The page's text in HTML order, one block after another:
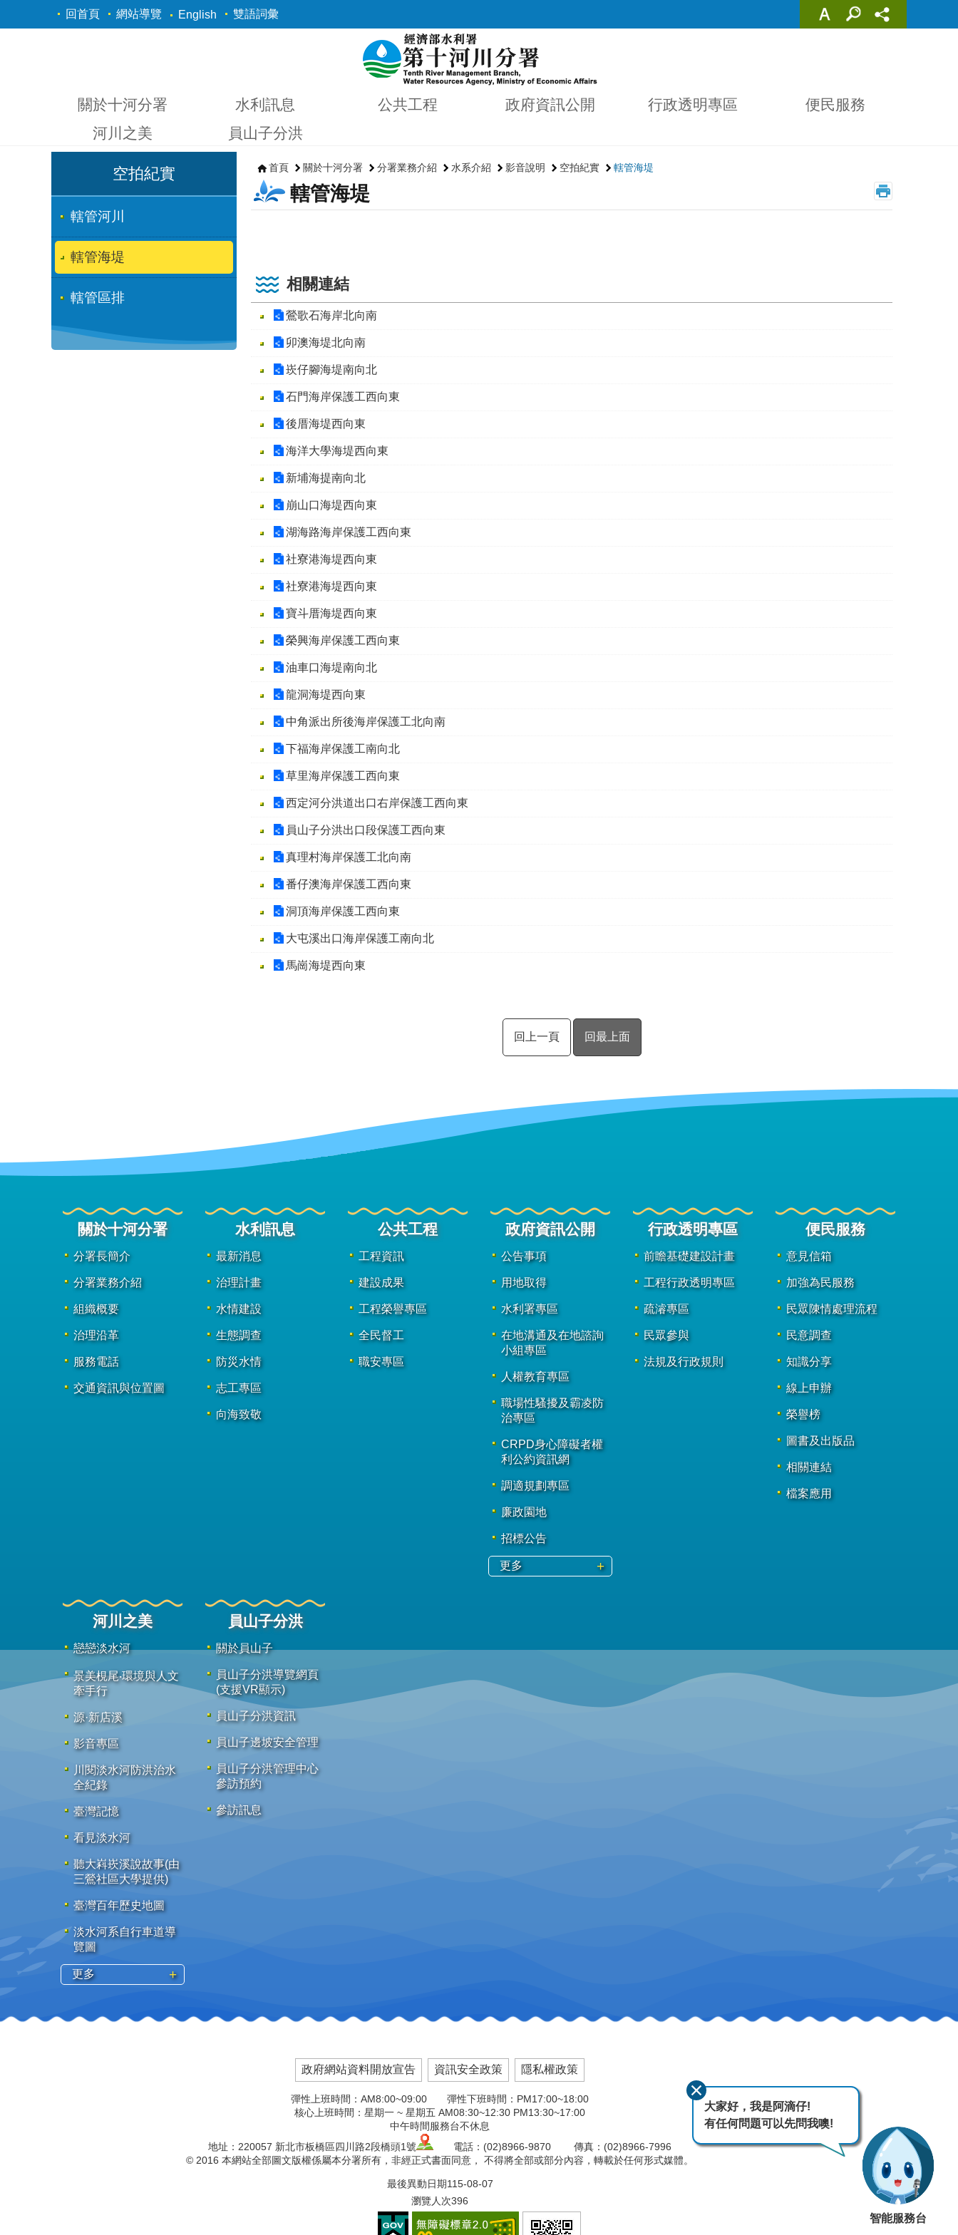
跳到主要內容區塊
回首頁 網站導覽 English 雙語詞彙
關於十河分署 水利訊息 公共工程 政府資訊公開 行政透明專區
便民服務
河川之美
員山子分洪
空拍紀實
轄管河川
轄管海堤
轄管區排
首頁 關於十河分署 分署業務介紹 水系介紹 影音說明 空拍紀實 轄管海堤
轄管海堤
相關連結
鶯歌石海岸北向南
卯澳海堤北向南
崁仔腳海堤南向北
石門海岸保護工西向東
後厝海堤西向東
海洋大學海堤西向東
新埔海提南向北
崩山口海堤西向東
湖海路海岸保護工西向東
社寮港海堤西向東
社寮港海堤西向東
寶斗厝海堤西向東
榮興海岸保護工西向東
油車口海堤南向北
龍洞海堤西向東
中角派出所後海岸保護工北向南
下福海岸保護工南向北
草里海岸保護工西向東
西定河分洪道出口右岸保護工西向東
員山子分洪出口段保護工西向東
真理村海岸保護工北向南
番仔澳海岸保護工西向東
洞頂海岸保護工西向東
大屯溪出口海岸保護工南向北
馬崗海堤西向東
回上一頁 回最上面
關於十河分署
分署長簡介
分署業務介紹
組織概要
治理沿革
服務電話
交通資訊與位置圖
水利訊息
最新消息
治理計畫
水情建設
生態調查
防災水情
志工專區
向海致敬
公共工程
工程資訊
建設成果
工程榮譽專區
全民督工
職安專區
政府資訊公開
公告事項
用地取得
水利署專區
在地溝通及在地諮詢
小組專區
人權教育專區
職場性騷擾及霸凌防
治專區
CRPD身心障礙者權
利公約資訊網
調適規劃專區
廉政園地
招標公告
更多
行政透明專區
前瞻基礎建設計畫
工程行政透明專區
疏濬專區
民眾參與
法規及行政規則
便民服務
意見信箱
加強為民服務
民眾陳情處理流程
民意調查
知識分享
線上申辦
榮譽榜
圖書及出版品
相關連結
檔案應用
河川之美
戀戀淡水河
景美梘尾‧環境與人文
牽手行
源·新店溪
影音專區
川閱淡水河防洪治水
全紀錄
臺灣記憶
看見淡水河
聽大嵙崁溪說故事(由
三鶯社區大學提供)
臺灣百年歷史地圖
淡水河系自行車道導
覽圖
更多
員山子分洪
關於員山子
員山子分洪導覽網頁
(支援VR顯示)
員山子分洪資訊
員山子邊坡安全管理
員山子分洪管理中心
參訪預約
參訪訊息
政府網站資料開放宣告 資訊安全政策 隱私權政策
彈性上班時間：AM8:00~09:00 彈性下班時間：PM17:00~18:00
核心上班時間：星期一 ~ 星期五 AM08:30~12:30 PM13:30~17:00
中午時間服務台不休息
地址：220057 新北市板橋區四川路2段橋頭1號
電話：(02)8966-9870 傳真：(02)8966-7996
© 2016 本網站全部圖文版權係屬本分署所有，非經正式書面同意， 不得將全部或部分內容，轉載於任何形式媒體。
最後異動日期115-08-07
瀏覽人次396
大家好，我是阿滴仔!
有任何問題可以先問我噢!
智能服務台